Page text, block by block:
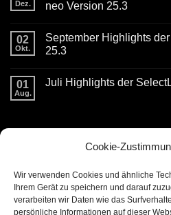
Cookie-
Wir verwenden Cookies und ähnliche
Ihrem Gerät zu speichern und darauf
verarbeiten wir Daten wie das
persönliche Informationen auf dieser
Highlight
der
25.4
Dez.
neo Version 25.3
zu
Oktober
und
der
SelectLine
02
Okt.
September Highlights
25.3
zu
September
neo
01
Aug.
Juli Highlights der
25.2
burg ITC GmbH
Kaiserstrasse 11
56861 Reil